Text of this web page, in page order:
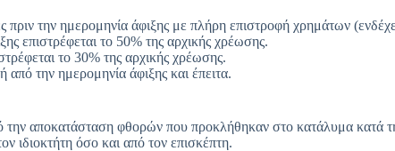
την ημερομηνία άφιξης με πλήρη επιστροφή χρημάτων
επιστρέφεται το 50% της αρχικής χρέωσης.
το 30% της αρχικής χρέωσης.
την ημερομηνία άφιξης και έπειτα.
αποκατάσταση φθορών που προκλήθηκαν στο κατάλυμα κατά
ιδιοκτήτη όσο και από τον επισκέπτη.